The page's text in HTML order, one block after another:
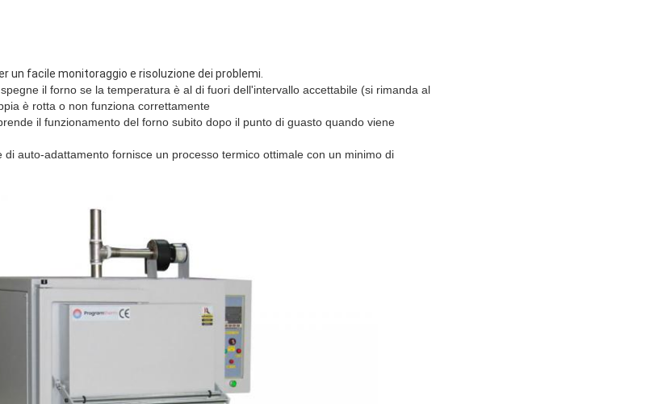
facile monitoraggio e risoluzione dei problemi.
il forno se la temperatura è al di fuori dell'intervallo accettabile (si rimanda al
è rotta o non funziona correttamente
il funzionamento del forno subito dopo il punto di guasto quando viene
auto-adattamento fornisce un processo termico ottimale con un minimo di